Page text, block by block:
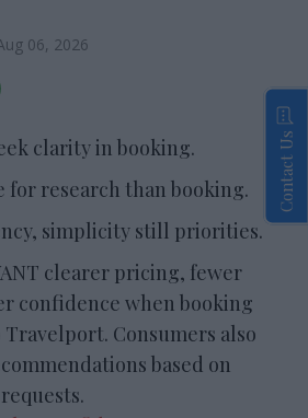
06, 2026
clarity in booking.
for research than booking.
simplicity still priorities.
clearer pricing, fewer
confidence when booking
Consumers also
based on
Contact Us